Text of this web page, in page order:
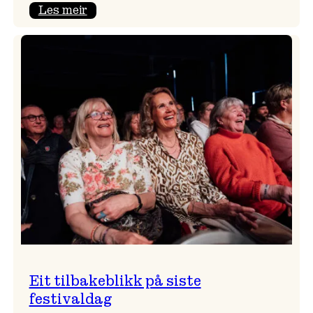
Les meir:
Eit tilbakeblikk på siste
festivaldag